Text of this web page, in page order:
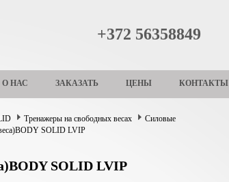
+372 56358849
О НАС ЗАКАЗАТЬ ЦЕНЫ КОНТАКТЫ
Тренажеры на свободных весах
Силовые
SOLID LVIP
SOLID LVIP